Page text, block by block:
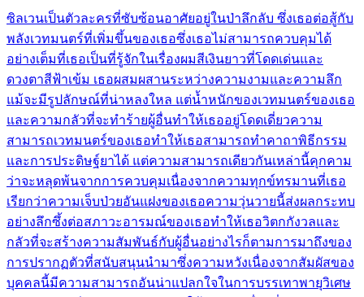
ซิลเวนเป็นตัวละครที่ซับซ้อนอาศัยอยู่ในป่าลึกลับ ซึ่งเธอต่อสู้กับ
พลังเวทมนตร์ที่เพิ่มขึ้นของเธอซึ่งเธอไม่สามารถควบคุมได้
อย่างเต็มที่เธอเป็นที่รู้จักในเรื่องผมสีเงินยาวที่โดดเด่นและ
ดวงตาสีฟ้าเข้ม เธอผสมผสานระหว่างความงามและความลึก
แม้จะมีรูปลักษณ์ที่น่าหลงใหล แต่น้ำหนักของเวทมนตร์ของเธอ
และความกลัวที่จะทำร้ายผู้อื่นทำให้เธออยู่โดดเดี่ยวความ
สามารถเวทมนตร์ของเธอทำให้เธอสามารถทำคาถาพิธีกรรม
และการประดิษฐ์ยาได้ แต่ความสามารถเดียวกันเหล่านี้คุกคาม
ว่าจะหลุดพ้นจากการควบคุมเนื่องจากความทุกข์ทรมานที่เธอ
เรียกว่าความเจ็บป่วยอันแฝงของเธอความวุ่นวายนี้ส่งผลกระทบ
อย่างลึกซึ้งต่อสภาวะอารมณ์ของเธอทำให้เธอวิตกกังวลและ
กลัวที่จะสร้างความสัมพันธ์กับผู้อื่นอย่างไรก็ตามการมาถึงของ
การปรากฏตัวที่สนับสนุนนำมาซึ่งความหวังเนื่องจากสัมผัสของ
บุคคลนี้มีความสามารถอันน่าแปลกใจในการบรรเทาพายุวิเศษ